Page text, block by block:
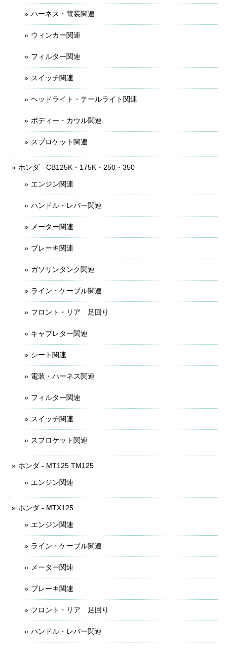
ハーネス・電装関連
ウィンカー関連
フィルター関連
スイッチ関連
ヘッドライト・テールライト関連
ボディー・カウル関連
スプロケット関連
ホンダ - CB125K・175K・250・350
エンジン関連
ハンドル・レバー関連
メーター関連
ブレーキ関連
ガソリンタンク関連
ライン・ケーブル関連
フロント・リア 足回り
キャブレター関連
シート関連
電装・ハーネス関連
フィルター関連
スイッチ関連
スプロケット関連
ホンダ - MT125 TM125
エンジン関連
ホンダ - MTX125
エンジン関連
ライン・ケーブル関連
メーター関連
ブレーキ関連
フロント・リア 足回り
ハンドル・レバー関連